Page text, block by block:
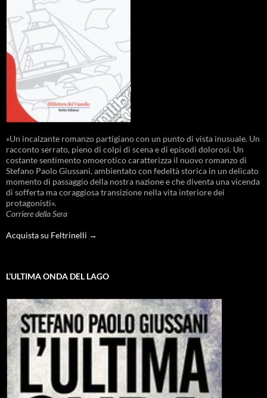
«Un incalzante romanzo partigiano con un punto di vista inusuale. Un
racconto serrato, pieno di colpi di scena e di episodi dolorosi. Un
costante sentimento omoerotico caratterizza il nuovo romanzo di
Stefano Paolo Giussani, ambientato con fedeltà storica in un delicato
momento di passaggio della nostra nazione e che diventa una vicenda
di sofferta ma coraggiosa transizione nella vita interiore dei
protagonisti».
Corriere della Sera
Acquista su Feltrinelli →
L’ULTIMA ONDA DEL LAGO